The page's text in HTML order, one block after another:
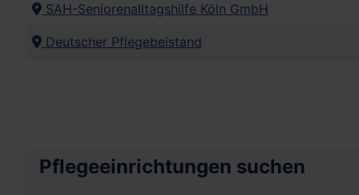
SAH-Seniorenalltagshilfe Köln GmbH
Deutscher Pflegebeistand
Pflegeeinrichtungen suchen